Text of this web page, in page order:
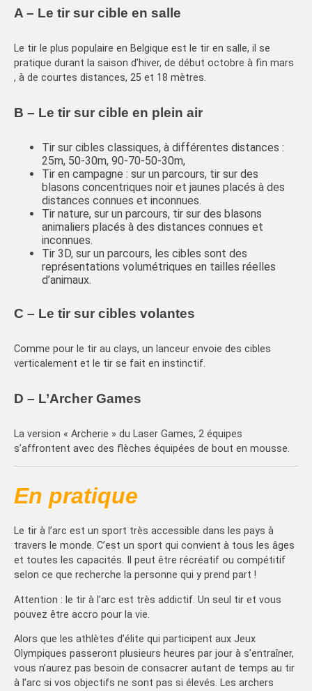
A – Le tir sur cible en salle
Le tir le plus populaire en Belgique est le tir en salle, il se
pratique durant la saison d’hiver, de début octobre à fin mars
, à de courtes distances, 25 et 18 mètres.
B – Le tir sur cible en plein air
Tir sur cibles classiques, à différentes distances :
25m, 50-30m, 90-70-50-30m,
Tir en campagne : sur un parcours, tir sur des
blasons concentriques noir et jaunes placés à des
distances connues et inconnues.
Tir nature, sur un parcours, tir sur des blasons
animaliers placés à des distances connues et
inconnues.
Tir 3D, sur un parcours, les cibles sont des
représentations volumétriques en tailles réelles
d’animaux.
C – Le tir sur cibles volantes
Comme pour le tir au clays, un lanceur envoie des cibles
verticalement et le tir se fait en instinctif.
D – L’Archer Games
La version « Archerie » du Laser Games, 2 équipes
s’affrontent avec des flèches équipées de bout en mousse.
En pratique
Le tir à l’arc est un sport très accessible dans les pays à
travers le monde. C’est un sport qui convient à tous les âges
et toutes les capacités. Il peut être récréatif ou compétitif
selon ce que recherche la personne qui y prend part !
Attention : le tir à l’arc est très addictif. Un seul tir et vous
pouvez être accro pour la vie.
Alors que les athlètes d’élite qui participent aux Jeux
Olympiques passeront plusieurs heures par jour à s’entraîner,
vous n’aurez pas besoin de consacrer autant de temps au tir
à l’arc si vos objectifs ne sont pas si élevés. Les archers